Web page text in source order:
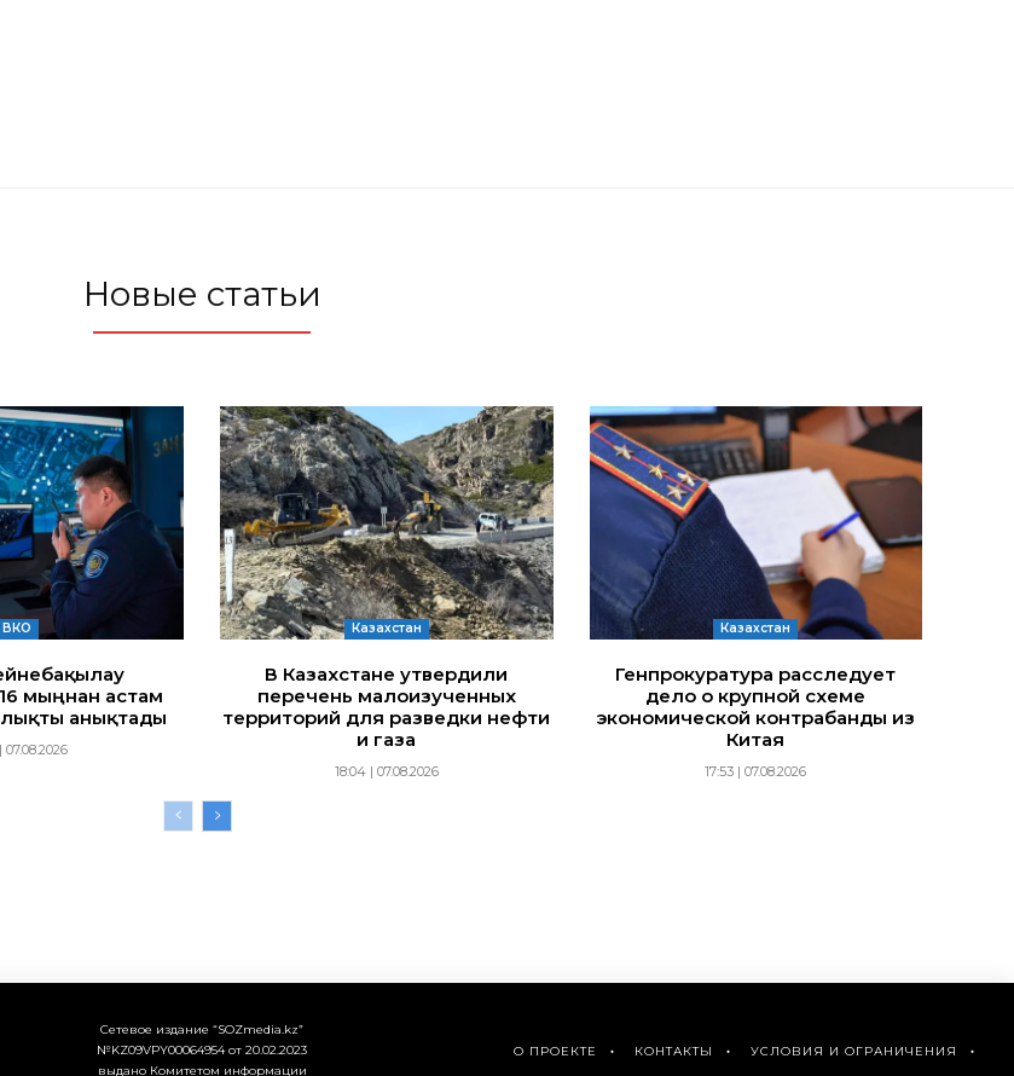
Новые статьи
ВКО
мыңнан астам
анықтады
07.08.2026
Казахстан
В Казахстане утвердили
перечень малоизученных
территорий для разведки нефти
и газа
18:04 | 07.08.2026
Казахстан
Генпрокуратура расследует
дело о крупной схеме
экономической контрабанды из
Китая
17:53 | 07.08.2026
Сетевое издание “SOZmedia.kz”
№KZ09VPY00064954 от 20.02.2023
выдано Комитетом информации
О ПРОЕКТЕ КОНТАКТЫ
УСЛОВИЯ И ОГРАНИЧЕНИЯ